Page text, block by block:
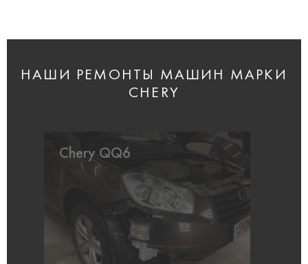
НАШИ РЕМОНТЫ МАШИН МАРКИ
CHERY
Chery QQ6